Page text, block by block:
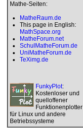
Mathe-Seiten:
MatheRaum.de
This page in English:
MathSpace.org
MatheForum.net
SchulMatheForum.de
UniMatheForum.de
TeXimg.de
FunkyPlot:
Kostenloser und
quelloffener
Funktionenplotter
für Linux und andere
Betriebssysteme